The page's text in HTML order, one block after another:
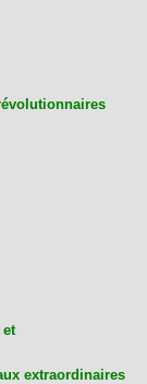
et
extraordinaires